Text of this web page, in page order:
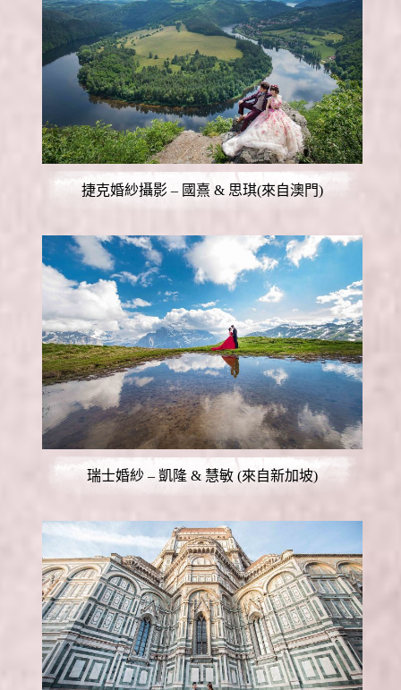
捷克婚紗攝影 – 國熹 & 思琪(來自澳門)
瑞士婚紗 – 凱隆 & 慧敏 (來自新加坡)